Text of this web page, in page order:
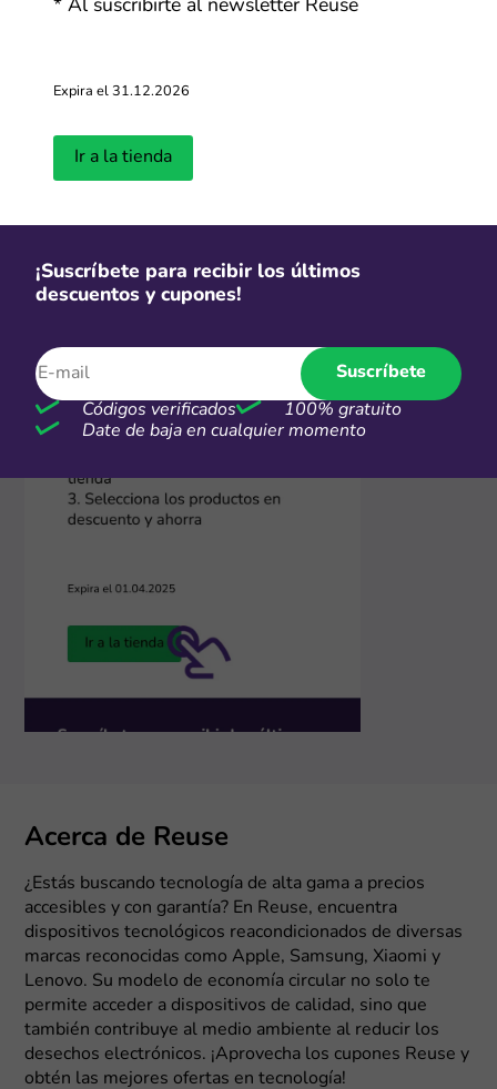
añadelos en tu carrito. No olvides revisar el resumen de
máximo los códigos y descuentos de Reuse será más
Acerca de Reuse
¿Estás buscando tecnología de alta gama a precios
accesibles y con garantía? En Reuse, encuentra
dispositivos tecnológicos reacondicionados de diversas
marcas reconocidas como Apple, Samsung, Xiaomi y
Lenovo. Su modelo de economía circular no solo te
permite acceder a dispositivos de calidad, sino que
también contribuye al medio ambiente al reducir los
desechos electrónicos. ¡Aprovecha los cupones Reuse y
obtén las mejores ofertas en tecnología!
* Al suscribirte al newsletter Reuse
Expira el 31.12.2026
Ir a la tienda
¡Suscríbete para recibir los últimos
descuentos y cupones!
Suscríbete
Códigos verificados
100% gratuito
Date de baja en cualquier momento